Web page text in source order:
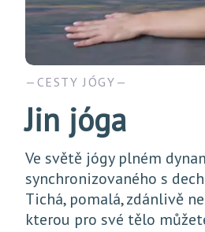
CESTY JÓGY
Jin jóga
Ve světě jógy plném
synchronizovaného s
Tichá, pomalá, zdánlivě
kterou pro své tělo